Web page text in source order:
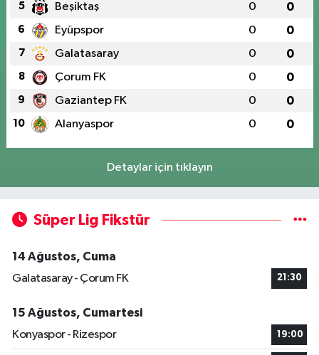
5 Beşiktaş 0 0
6 Eyüpspor 0 0
7 Galatasaray 0 0
8 Çorum FK 0 0
9 Gaziantep FK 0 0
10 Alanyaspor 0 0
Detaylar için tıklayın
Süper Lig Fikstür
14 Ağustos, Cuma
Galatasaray - Çorum FK
21:30
15 Ağustos, Cumartesi
Konyaspor - Rizespor
19:00